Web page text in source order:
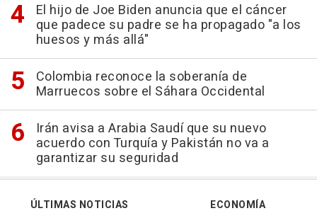
El hijo de Joe Biden anuncia que el cáncer
que padece su padre se ha propagado "a los
huesos y más allá"
Colombia reconoce la soberanía de
Marruecos sobre el Sáhara Occidental
Irán avisa a Arabia Saudí que su nuevo
acuerdo con Turquía y Pakistán no va a
garantizar su seguridad
ÚLTIMAS NOTICIAS
ECONOMÍA